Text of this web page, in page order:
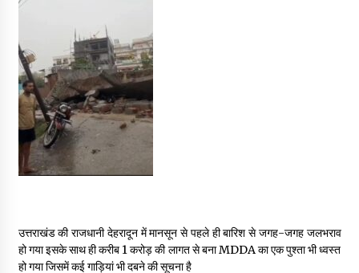
Thought Of The Day 14 May
May 14, 2022
May 12, 2022
उत्तराखंड की राजधानी देहरादून में मानसून से पहले ही बारिश से जगह-जगह जलभराव
हो गया इसके साथ ही करीब 1 करोड़ की लागत से बना MDDA का एक पुश्ता भी ध्वस्त
हो गया जिसमें कई गाड़ियां भी दबने की सूचना है